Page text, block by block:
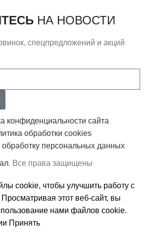
НА НОВОСТИ
спецпредложений и акций
конфиденциальности сайта
обработки cookies
персональных данных
. Все права защищены
cookie, чтобы улучшить работу с
этот веб-сайт, вы
нами файлов cookie.
Принять